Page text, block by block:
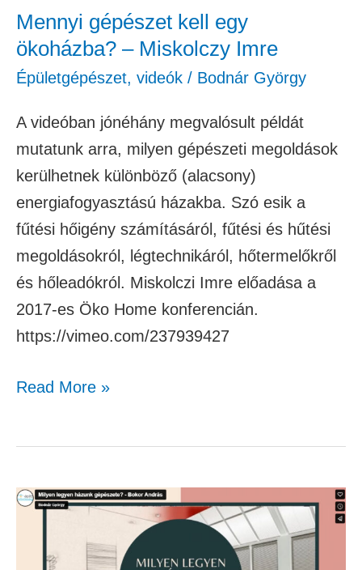
Mennyi gépészet kell egy
ökoházba? – Miskolczy Imre
Épületgépészet, videók / Bodnár György
A videóban jónéhány megvalósult példát
mutatunk arra, milyen gépészeti megoldások
kerülhetnek különböző (alacsony)
energiafogyasztású házakba. Szó esik a
fűtési hőigény számításáról, fűtési és hűtési
megoldásokról, légtechnikáról, hőtermelőkről
és hőleadókról. Miskolczi Imre előadása a
2017-es Öko Home konferencián.
https://vimeo.com/237939427
Imre
Read More »
Milyen
házunk